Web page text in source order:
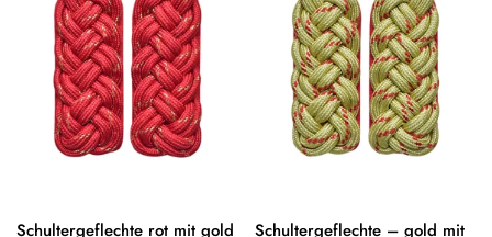
Schultergeflechte rot mit gold
Schultergeflechte – gold mit